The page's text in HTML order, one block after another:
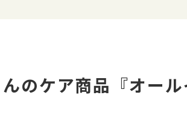
のケア商品『オー